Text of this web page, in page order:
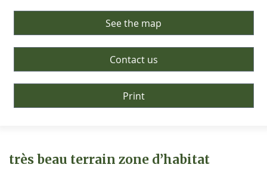
très beau terrain zone d’habitat
See the map
Contact us
Print